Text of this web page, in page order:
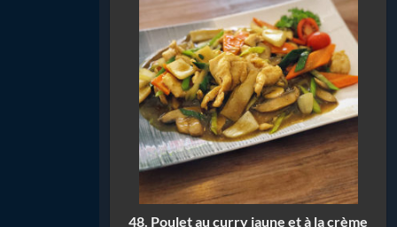
48. Poulet au curry jaune et à la crème